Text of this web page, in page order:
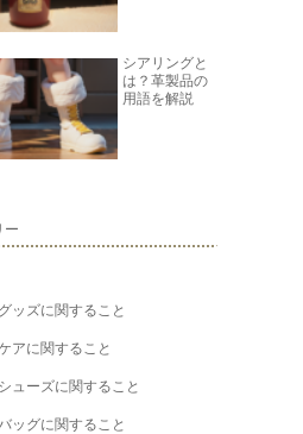
シアリングと
は？革製品の
用語を解説
ー
ッズに関すること
アに関すること
ューズに関すること
ッグに関すること